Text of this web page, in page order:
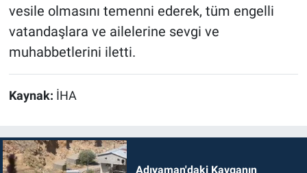
vesile olmasını temenni ederek, tüm engelli
vatandaşlara ve ailelerine sevgi ve
muhabbetlerini iletti.
Kaynak: İHA
Adıyaman'daki Kavganın